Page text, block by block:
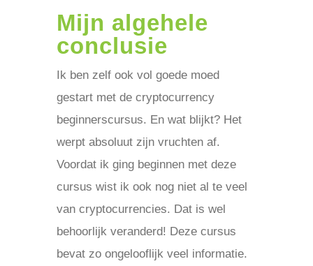
Mijn algehele
conclusie
Ik ben zelf ook vol goede moed
gestart met de cryptocurrency
beginnerscursus. En wat blijkt? Het
werpt absoluut zijn vruchten af.
Voordat ik ging beginnen met deze
cursus wist ik ook nog niet al te veel
van cryptocurrencies. Dat is wel
behoorlijk veranderd! Deze cursus
bevat zo ongelooflijk veel informatie.